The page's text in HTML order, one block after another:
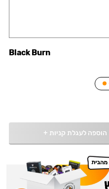
Black Burn
הוספה לעגלת קניות +